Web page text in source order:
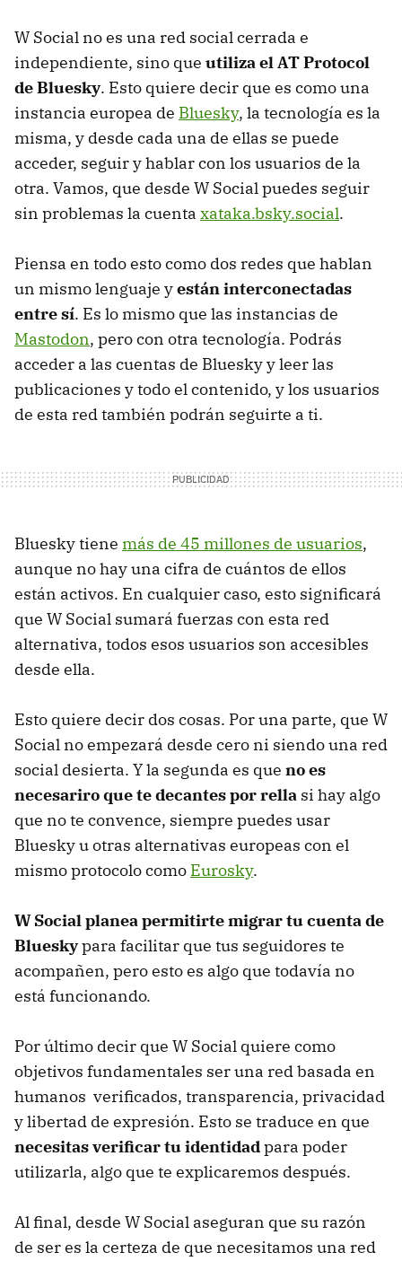
W Social no es una red social cerrada e
independiente, sino que utiliza el AT Protocol
de Bluesky. Esto quiere decir que es como una
instancia europea de Bluesky, la tecnología es la
misma, y desde cada una de ellas se puede
acceder, seguir y hablar con los usuarios de la
otra. Vamos, que desde W Social puedes seguir
sin problemas la cuenta xataka.bsky.social.
Piensa en todo esto como dos redes que hablan
un mismo lenguaje yestán interconectadas
entre sí. Es lo mismo que las instancias de
Mastodon, pero con otra tecnología. Podrás
acceder a las cuentas de Bluesky y leer las
publicaciones y todo el contenido, y los usuarios
de esta red también podrán seguirte a ti.
Bluesky tiene más de 45 millones de usuarios,
aunque no hay una cifra de cuántos de ellos
están activos. En cualquier caso, esto significará
que W Social sumará fuerzas con esta red
alternativa, todos esos usuarios son accesibles
desde ella.
Esto quiere decir dos cosas. Por una parte, que W
Social no empezará desde cero ni siendo una red
social desierta. Y la segunda es que no es
necesariro que te decantes por rella si hay algo
que no te convence, siempre puedes usar
Bluesky u otras alternativas europeas con el
mismo protocolo como Eurosky.
W Social planea permitirte migrar tu cuenta de
Blueskypara facilitar que tus seguidores te
acompañen, pero esto es algo que todavía no
está funcionando.
Por último decir que W Social quiere como
objetivos fundamentales ser una red basada en
humanos verificados, transparencia, privacidad
y libertad de expresión. Esto se traduce en que
necesitas verificar tu identidadpara poder
utilizarla, algo que te explicaremos después.
Al final, desde W Social aseguran que su razón
de ser es la certeza de que necesitamos una red